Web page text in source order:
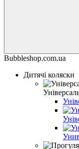
Bubbleshop.com.ua
Дитячі коляски